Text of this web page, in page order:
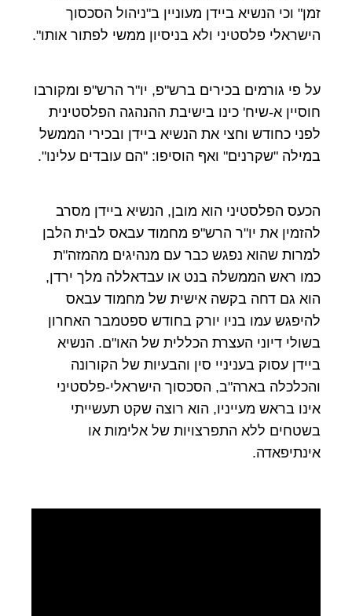
זמן" וכי הנשיא ביידן מעוניין ב"ניהול הסכסוך
הישראלי פלסטיני ולא בניסיון ממשי לפתור אותו".
על פי גורמים בכירים ברש"פ, יו"ר הרש"פ ומקורבו
חוסיין א-שיח' כינו בישיבת ההנהגה הפלסטינית
לפני כחודש וחצי את הנשיא ביידן ובכירי הממשל
במילה "שקרנים" ואף הוסיפו: "הם עובדים עלינו".
הכעס הפלסטיני הוא מובן, הנשיא ביידן מסרב
להזמין את יו"ר הרש"פ מחמוד עבאס לבית הלבן
למרות שהוא נפגש כבר עם מנהיגים מהמזה"ת
כמו ראש הממשלה בנט או עבדאללה מלך ירדן,
הוא גם דחה בקשה אישית של מחמוד עבאס
להיפגש עמו בניו יורק בחודש ספטמבר האחרון
בשולי דיוני העצרת הכללית של האו"ם. הנשיא
ביידן עסוק בעניניי סין והבעיות של הקורונה
והכלכלה בארה"ב, הסכסוך הישראלי-פלסטיני
אינו בראש מעייניו, הוא רוצה שקט תעשייתי
בשטחים ללא התפרצויות של אלימות או
אינתיפאדה.